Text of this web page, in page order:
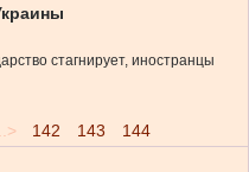
стагнирует, иностранцы
142 143 144